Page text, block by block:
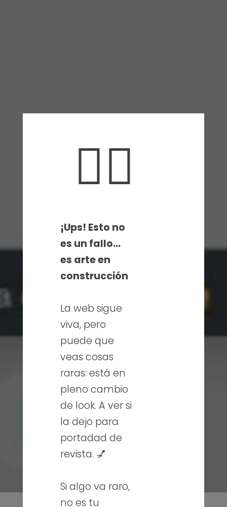
🤦‍♀️
¡Ups! Esto no
es un fallo…
es arte en
construcción
La web sigue
viva, pero
puede que
veas cosas
raras: está en
pleno cambio
de look. A ver si
la dejo para
portadad de
revista. 💅
Si algo va raro,
no es tu